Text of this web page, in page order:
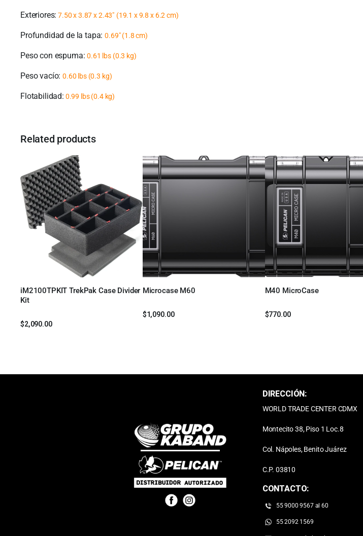
Exteriores: 7.50 x 3.87 x 2.43″ (19.1 x 9.8 x 6.2 cm)
Profundidad de la tapa:0.69″ (1.8 cm)
Peso con espuma:0.61 lbs (0.3 kg)
Peso vacío:0.60 lbs (0.3 kg)
Flotabilidad: 0.99 lbs (0.4 kg)
Related products
iM2100TPKIT TrekPak Case Divider
Kit
$2,090.00
Microcase M60
Leer más
$1,090.00
M40 MicroCase
Leer más
$770.00
DIRECCIÓN:
WORLD TRADE CENTER CDMX
Montecito 38, Piso 1 Loc.8
Col. Nápoles, Benito Juárez
C.P. 03810
CONTACTO:
55 9000 9567 al 60
55 2092 1569